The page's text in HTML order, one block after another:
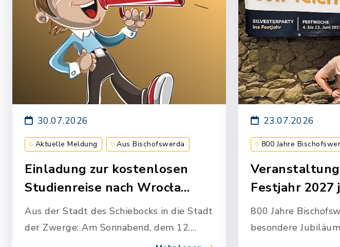
Einladung zur kostenlosen
Studienreise nach Wrocła…
Aus der Stadt des Schiebocks in die Stadt
der Zwerge: Am Sonnabend, dem 12.
30.07.2026
Aktuelle Meldung Aus Bischofswerda
Festjahr
800 Jahre
besondere
einem vielfältigen
23.07.2026
800 Jahre
Pressemitteilung